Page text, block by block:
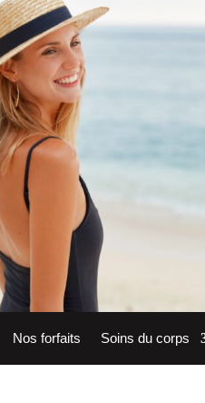
Nos forfaits Soins du corps